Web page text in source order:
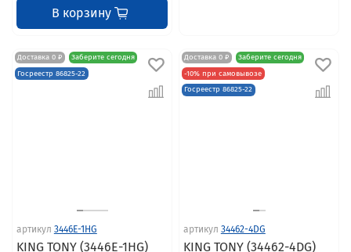
В корзину
Доставка 0 ₽
Заберите сегодня
Госреестр 86825-22
артикул 3446E-1HG
KING TONY (3446E-1HG)
Доставка 0 ₽
Заберите сегодня
-10% при самовывозе
Госреестр 86825-22
артикул 34462-4DG
KING TONY (34462-4DG)